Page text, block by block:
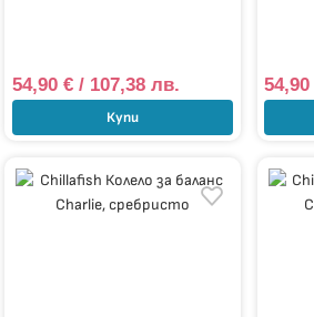
54,90 €/ 107,38 лв.
Купи
54,90